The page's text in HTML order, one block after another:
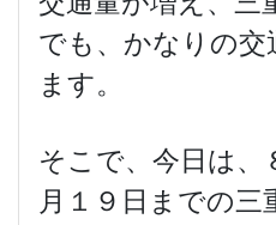
でも、かなりの交
ます。
そこで、今日は、
月１９日までの三